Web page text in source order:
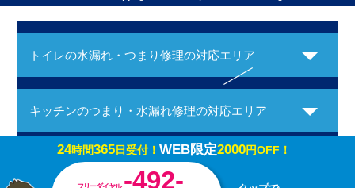
トイレの水漏れ・つまり修理の対応エリア
キッチンのつまり・水漏れ修理の対応エリア
お風呂の水漏れ・つまり修理の対応エリア
24時間365日受付！ WEB限定2000円OFF！
フリーダイヤル -492-